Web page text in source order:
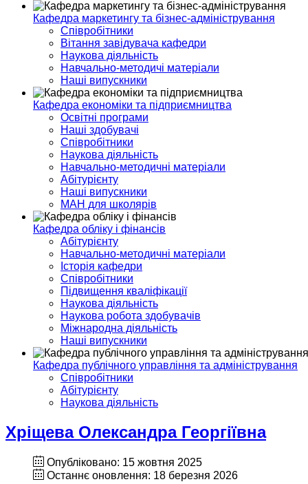
Кафедра маркетингу та бізнес-адміністрування
Співробітники
Вітання завідувача кафедри
Наукова діяльність
Навчально-методичі матеріали
Наші випускники
Кафедра економіки та підприємництва
Освітні програми
Наші здобувачі
Співробітники
Наукова діяльність
Навчально-методичні матеріали
Абітурієнту
Наші випускники
МАН для школярів
Кафедра обліку і фінансів
Абітурієнту
Навчально-методичні матеріали
Історія кафедри
Співробітники
Підвищення кваліфікації
Наукова діяльність
Наукова робота здобувачів
Міжнародна діяльність
Наші випускники
Кафедра публічного управління та адміністрування
Співробітники
Абітурієнту
Наукова діяльність
Хріщева Олександра Георгіївна
Опубліковано: 15 жовтня 2025
Останнє оновлення: 18 березня 2026